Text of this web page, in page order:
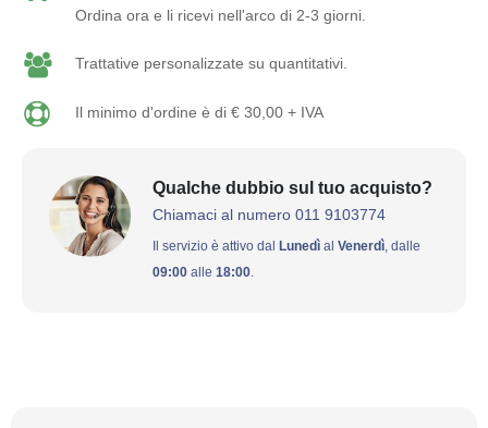
Ordina ora e li ricevi nell'arco di 2-3 giorni.
Trattative personalizzate su quantitativi.
Il minimo d'ordine è di € 30,00 + IVA
Qualche dubbio sul tuo acquisto?
Chiamaci al numero 011 9103774
Il servizio è attivo dal Lunedì al Venerdì , dalle
09:00 alle 18:00